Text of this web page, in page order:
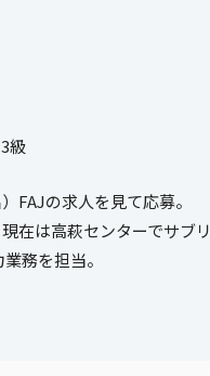
級
FAJの求人を見て応募。
在は高萩センターでサブリ
務を担当。